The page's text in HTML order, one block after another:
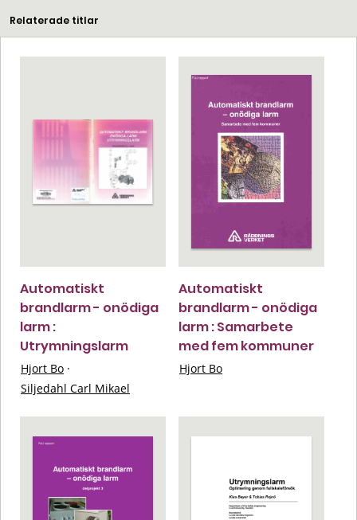
Relaterade titlar
Automatiskt
brandlarm - onödiga
larm :
Utrymningslarm
Hjort Bo ·
Siljedahl Carl Mikael
Automatiskt
brandlarm - onödiga
larm : Samarbete
med fem kommuner
Hjort Bo